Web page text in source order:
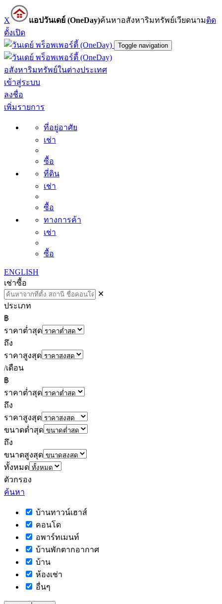
X แอปวันเดย์ (OneDay)ค้นหาอสังหาริมทรัพย์เวียดนามติด
ตั้งเปิด
Toggle navigation
อสังหาริมทรัพย์ในต่างประเทศ
เข้าสู่ระบบ
ลงชื่อ
เพิ่มรายการ
ที่อยู่อาศัย
เช่า
ซื้อ
ที่ดิน
เช่า
ซื้อ
ทางการค้า
เช่า
ซื้อ
ENGLISH
เช่าซื้อ
✕
ประเภท
฿
ราคาต่ำสุด
ถึง
ราคาสูงสุด
/เดือน
฿
ราคาต่ำสุด
ถึง
ราคาสูงสุด
ขนาดต่ำสุด
ถึง
ขนาดสูงสุด
ทั้งหมด
ตัวกรอง
ค้นหา
บ้านทาวน์เฮาส์
คอนโด
อพาร์ทเมนท์
บ้านพักตากอากาศ
บ้าน
ห้องเช่า
อื่นๆ